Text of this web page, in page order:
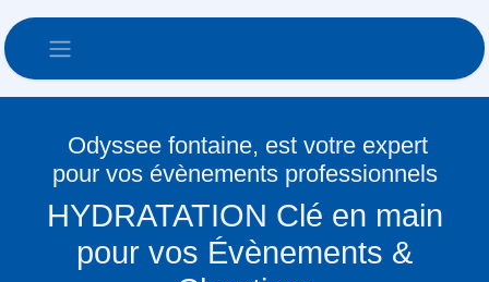
Se rendre au contenu
Odyssee fontaine, est votre expert
pour vos évènements professionnels
HYDRATATION Clé en main pour
vos Évènements & Chantiers